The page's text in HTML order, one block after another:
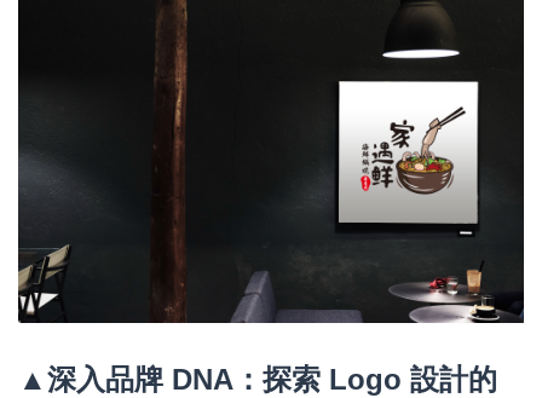
▲深入品牌 DNA：探索 Logo 設計的